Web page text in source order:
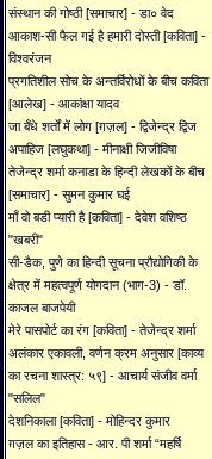
संस्थान की गोष्ठी [समाचार] - डा० वेद
आकाश-सी फैल गई है हमारी दोस्ती [कविता] -
विश्वरंजन
प्रगतिशील सोच के अन्तर्विरोधों के बीच कविता
[आलेख] - आकांक्षा यादव
जा बँधे शर्तों में लोग [ग़ज़ल] - द्विजेन्द्र द्विज
अपाहिज [लघुकथा] - मीनाक्षी जिजीविषा
तेजेन्द्र शर्मा कनाडा के हिन्दी लेखकों के बीच
[समाचार] - सुमन कुमार घई
माँ वो बडी प्यारी है [कविता] - देवेश वशिष्ठ
"खबरी"
सी-डैक, पुणे का हिन्दी सूचना प्रौद्योगिकी के
क्षेत्र में महत्वपूर्ण योगदान (भाग-3) - डॉ.
काजल बाजपेयी
मेरे पासपोर्ट का रंग [कविता] - तेजेन्द्र शर्मा
अलंकार एकावली, वर्णन क्रम अनुसार [काव्य
का रचना शास्त्र: ५९] - आचार्य संजीव वर्मा
"सलिल"
देशनिकाला [कविता] - मोहिन्दर कुमार
ग़ज़ल का इतिहास - आर. पी शर्मा “महर्षि